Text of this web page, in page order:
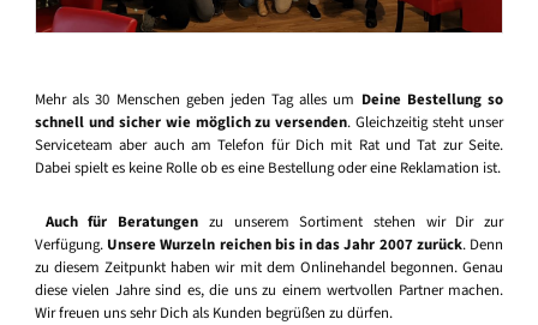
Mehr als 30 Menschen geben jeden Tag alles um Deine Bestellung so
schnell und sicher wie möglich zu versenden. Gleichzeitig steht unser
Serviceteam aber auch am Telefon für Dich mit Rat und Tat zur Seite.
Dabei spielt es keine Rolle ob es eine Bestellung oder eine Reklamation ist.
Auch für Beratungen zu unserem Sortiment stehen wir Dir zur
Verfügung. Unsere Wurzeln reichen bis in das Jahr 2007 zurück. Denn
zu diesem Zeitpunkt haben wir mit dem Onlinehandel begonnen. Genau
diese vielen Jahre sind es, die uns zu einem wertvollen Partner machen.
Wir freuen uns sehr Dich als Kunden begrüßen zu dürfen.